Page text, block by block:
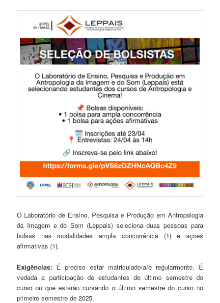
O Laboratório de Ensino, Pesquisa e Produção em Antropologia
da Imagem e do Som (Leppais) seleciona duas pessoas para
bolsas nas modalidades ampla concorrência (1) e ações
afirmativas (1).
Exigências: É preciso estar matriculado/a/e regularmente. É
vedada a participação de estudantes do último semestre do
curso ou que estarão cursando o último semestre do curso no
primeiro semestre de 2025.